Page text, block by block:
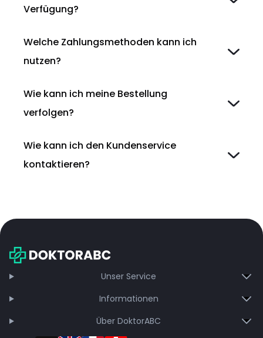
Verfügung?
Welche Zahlungsmethoden kann ich
nutzen?
Wie kann ich meine Bestellung
verfolgen?
Wie kann ich den Kundenservice
kontaktieren?
Unser Service
Informationen
Über DoktorABC